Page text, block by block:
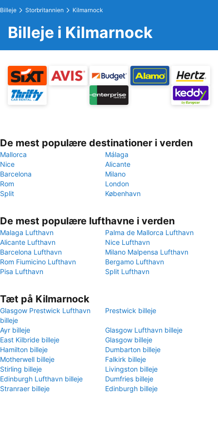
Billeje Storbritannien Kilmarnock
Billeje i Kilmarnock
De mest populære destinationer i verden
Mallorca
Málaga
Nice
Alicante
Barcelona
Milano
Rom
London
Split
København
De mest populære lufthavne i verden
Malaga Lufthavn
Palma de Mallorca Lufthavn
Alicante Lufthavn
Nice Lufthavn
Barcelona Lufthavn
Milano Malpensa Lufthavn
Rom Fiumicino Lufthavn
Bergamo Lufthavn
Pisa Lufthavn
Split Lufthavn
Tæt på Kilmarnock
Glasgow Prestwick Lufthavn
billeje
Prestwick billeje
Ayr billeje
Glasgow Lufthavn billeje
East Kilbride billeje
Glasgow billeje
Hamilton billeje
Dumbarton billeje
Motherwell billeje
Falkirk billeje
Stirling billeje
Livingston billeje
Edinburgh Lufthavn billeje
Dumfries billeje
Stranraer billeje
Edinburgh billeje